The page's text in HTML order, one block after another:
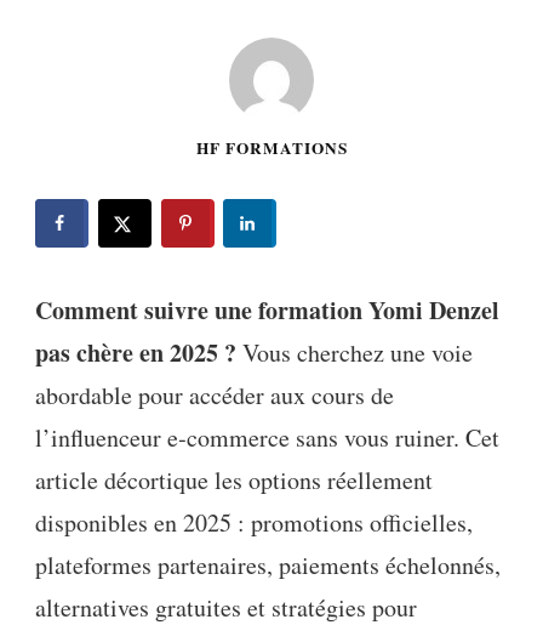
HF FORMATIONS
Comment suivre une formation Yomi Denzel
pas chère en 2025 ? Vous cherchez une voie
abordable pour accéder aux cours de
l’influenceur e‑commerce sans vous ruiner. Cet
article décortique les options réellement
disponibles en 2025 : promotions officielles,
plateformes partenaires, paiements échelonnés,
alternatives gratuites et stratégies pour